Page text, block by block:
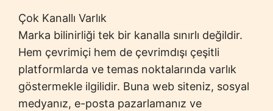
Çok Kanallı Varlık
Marka bilinirliği tek bir kanalla sınırlı değildir.
Hem çevrimiçi hem de çevrimdışı çeşitli
platformlarda ve temas noktalarında varlık
göstermekle ilgilidir. Buna web siteniz, sosyal
medyanız, e-posta pazarlamanız ve